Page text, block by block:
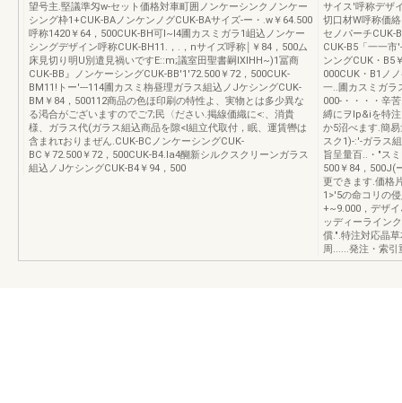
望号主.堅議準匁w-セット価格対車町囲ノンケーシンクノンケー
シング枠1+CUK-BAノンケンノグCUK-BAサイズ-ー・.w￥64.500
呼称1420￥64，500CUK-BH可I~I4圃カスミガラ1岨込ノンケー
シングデザイン呼称CUK-BH11.，.，nサイズ呼称￨￥84，500ム
床見切り明U別遣見禍いですE::m;議室田聖書嗣IXIHH~)1冨商
CUK-BB』ノンケーシングCUK-BB'1'72.500￥72，500CUK-
BM11!トー'---114圃カスミ栴昼理ガラス組込ノJケシングCUK-
BM￥84，500112商品の色ほ印刷の特性よ、実物とは多少異な
る渇合がございますのでご7;民〈ださい.掲線価織に<:、消貴
様、ガラス代(ガラス組込商品を隙<l組立代取付，眠、運賃轡は
含まれτおりまぜん.CUK-BCノンケーシングCUK-
BC￥72.500￥72，500CUK-B4.la4醐新シルクスクリーンガラス
組込ノJケシングCUK-B4￥94，500
サイス'呼称デザ
切口材W呼称価
セノパーチCUK-
CUK-B5「一一
ンングCUK・B5
000CUK・B1ノ
一..圃カスミガラ
000-・・・・辛
縛にヲIp&iを特
か5沼べます.簡
スク1)-:'-ガラス
旨呈量百..・"ス
500￥84，500J(
更できます.価格
1>'5の命コリの
+~9.000，デザ
ッディーライン
償.".特注対応晶
周......発注・索